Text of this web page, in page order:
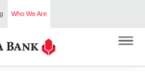
Who We Are